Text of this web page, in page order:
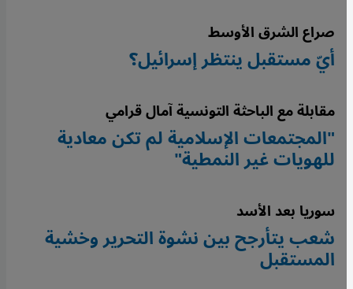
صراع الشرق الأوسط
أيّ مستقبل ينتظر إسرائيل؟
مقابلة مع الباحثة التونسية آمال قرامي
"المجتمعات الإسلامية لم تكن معادية
للهويات غير النمطية"
سوريا بعد الأسد
شعب يتأرجح بين نشوة التحرير وخشية
المستقبل